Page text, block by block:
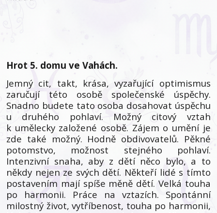
Hrot 5. domu ve Vahách.
Jemný cit, takt, krása, vyzařující optimismus
zaručují této osobě společenské úspěchy.
Snadno budete tato osoba dosahovat úspěchu
u druhého pohlaví. Možný citový vztah
k umělecky založené osobě. Zájem o umění je
zde také možný. Hodně obdivovatelů. Pěkné
potomstvo, možnost stejného pohlaví.
Intenzivní snaha, aby z dětí něco bylo, a to
někdy nejen ze svých dětí. Někteří lidé s tímto
postavením mají spíše měně dětí. Velká touha
po harmonii. Práce na vztazích. Spontánní
milostný život, vytříbenost, touha po harmonii,